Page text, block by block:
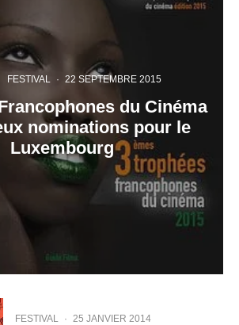
FESTIVAL · 22 SEPTEMBRE 2015
du Cinéma
nominations pour le
Luxembourg
FESTIVAL · 25 JANVIER 2014